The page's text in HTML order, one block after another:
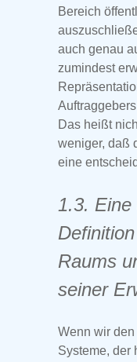
Bereich
auch genau
zumindest
Das heißt
weniger, daß
eine
1.3. Eine
Raums
seiner
Wenn wir
Systeme, der